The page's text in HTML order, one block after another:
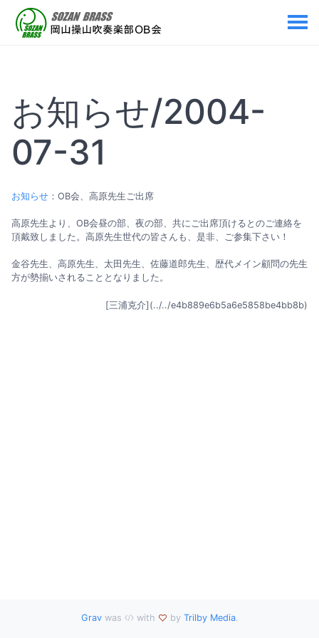
お知らせ/2004-
07-31
お知らせ ：OB会、高原先生ご出席
高原先生より、OB会昼の部、夜の部、共にご出席頂けるとのご連絡を
頂戴致しました。高原先生世代の皆さんも、是非、ご参集下さい！
金谷先生、高原先生、太田先生、佐藤道郎先生、歴代メイン顧問の先生
方が勢揃いされることとなりました。
[三浦克介](../../e4b889e6b5a6e5858be4bb8b)
Gravwas with by Trilby Media.